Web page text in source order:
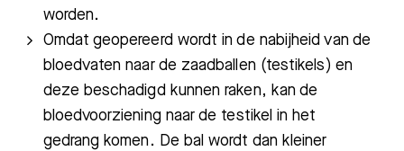
worden.
Omdat geopereerd wordt in de nabijheid van de
bloedvaten naar de zaadballen (testikels) en
deze beschadigd kunnen raken, kan de
bloedvoorziening naar de testikel in het
gedrang komen. De bal wordt dan kleiner